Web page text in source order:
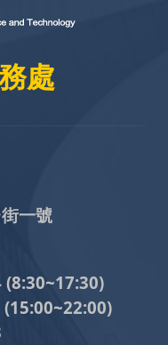
處
一號
(8:30~17:30)
(15:00~22:00)